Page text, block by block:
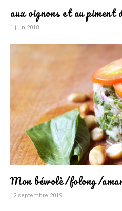
aux oignons et au piment
1 juin 2018
Mon béwolè/folong/
12 septembre 2019